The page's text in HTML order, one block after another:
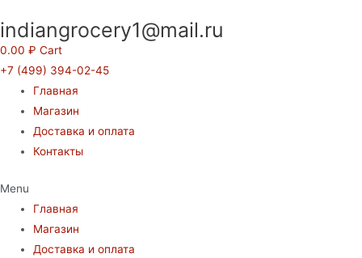
к
содержимому
indiangrocery1@mail.ru
0.00 ₽ Cart
+7 (499) 394-02-45
Главная
Магазин
Доставка и оплата
Контакты
Menu
Главная
Магазин
Доставка и оплата